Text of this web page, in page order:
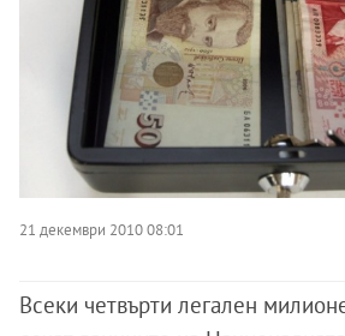
21 декември 2010 08:01
Всеки четвърти легален